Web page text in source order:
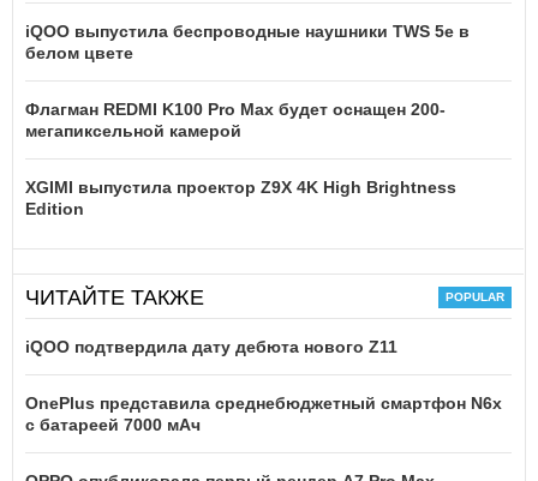
iQOO выпустила беспроводные наушники TWS 5e в
белом цвете
Флагман REDMI K100 Pro Max будет оснащен 200-
мегапиксельной камерой
XGIMI выпустила проектор Z9X 4K High Brightness
Edition
ЧИТАЙТЕ ТАКЖЕ
iQOO подтвердила дату дебюта нового Z11
OnePlus представила среднебюджетный смартфон N6x
с батареей 7000 мАч